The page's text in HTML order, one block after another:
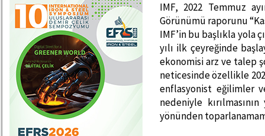
IMF, 2022 Temmuz
Görünümü raporunu
IMF’in bu başlıkla yola
yılı ilk çeyreğinde
ekonomisi arz ve talep
neticesinde özellikle
enflasyonist eğilimler
nedeniyle
yönünden